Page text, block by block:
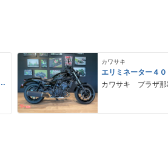
カワサキ
エリミネーター４０
カワサキ プラザ那